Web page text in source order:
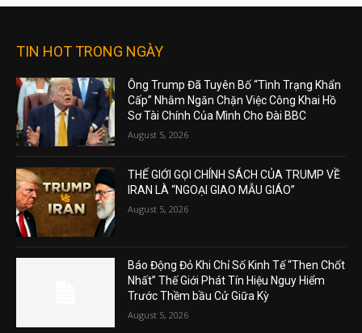
TIN HOT TRONG NGÀY
Ông Trump Đã Tuyên Bố “Tình Trạng Khẩn
Cấp” Nhằm Ngăn Chặn Việc Công Khai Hồ
Sơ Tài Chính Của Mình Cho Đài BBC
August 5, 2026
THẾ GIỚI GỌI CHÍNH SÁCH CỦA TRUMP VỀ
IRAN LÀ “NGOẠI GIAO MẪU GIÁO”
August 5, 2026
Báo Động Đỏ Khi Chỉ Số Kinh Tế “Then Chốt
Nhất” Thế Giới Phát Tín Hiệu Nguy Hiểm
Trước Thềm bầu Cử Giữa Kỳ
August 5, 2026